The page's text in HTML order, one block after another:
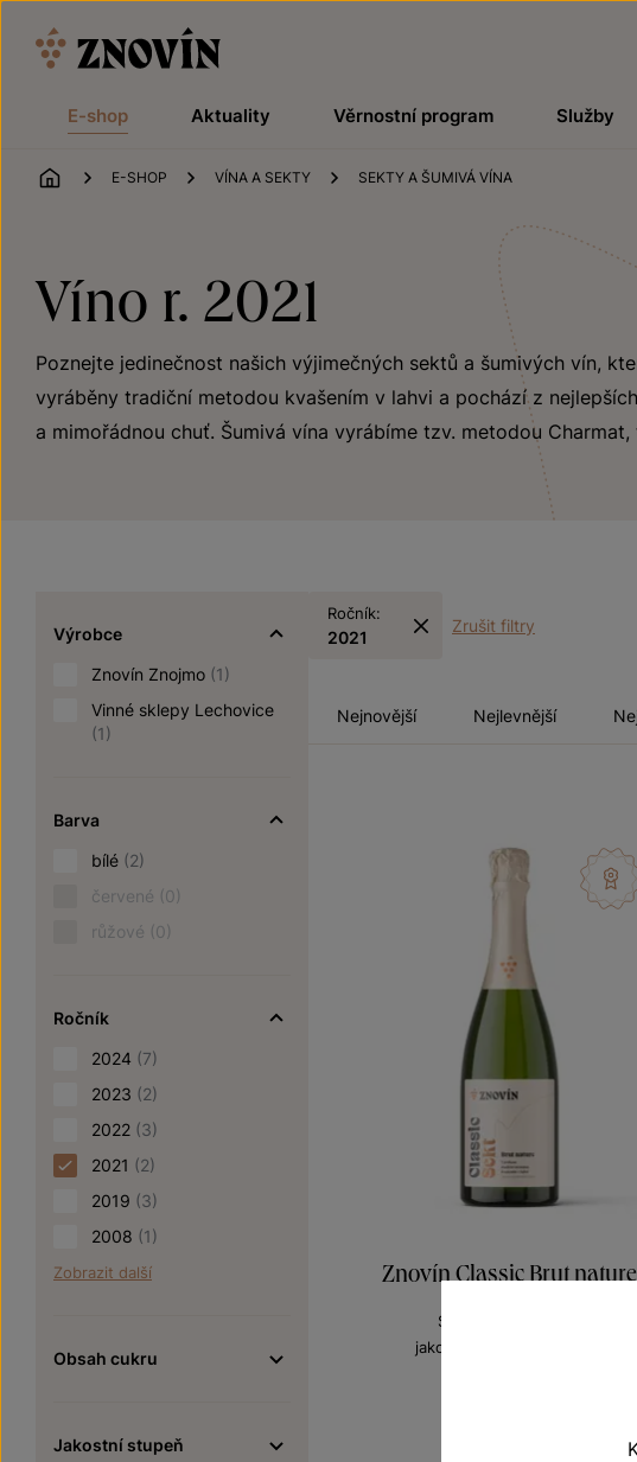
E-shop Aktuality Věrnostní program Služby
ÚVOD
E-SHOP VÍNA A SEKTY SEKTY A ŠUMIVÁ VÍNA
Víno r. 2021
Poznejte jedinečnost našich výjimečných sektů a šumivých vín,
vyráběny tradiční metodou kvašením v lahvi a pochází z
a mimořádnou chuť. Šumivá vína vyrábíme tzv. metodou
Výrobce
Znovín Znojmo (1)
Vinné sklepy Lechovice
(1)
Barva
bílé (2)
červené (0)
růžové (0)
Ročník
2024 (7)
2023 (2)
2022 (3)
2021 (2)
2019 (3)
2008 (1)
Zobrazit další
Obsah cukru
Jakostní stupeň
Ročník:
2021
Zrušit filtry
Nejnovější Nejlevnější
Znovín Classic Brut nature
Sekty a šumivá vína
jakostní šumivé víno 2021